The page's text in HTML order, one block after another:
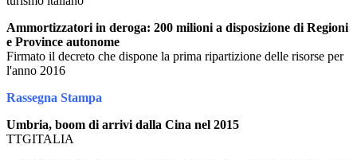
Ammortizzatori in deroga: 200 milioni a disposizione di Regioni
e Province autonome
Firmato il decreto che dispone la prima ripartizione delle risorse per
l'anno 2016
Rassegna Stampa
Umbria, boom di arrivi dalla Cina nel 2015
TTGITALIA